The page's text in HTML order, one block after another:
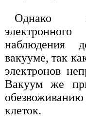
Однако
наблюдения
вакууме, так
электронов
Вакуум же
клеток.